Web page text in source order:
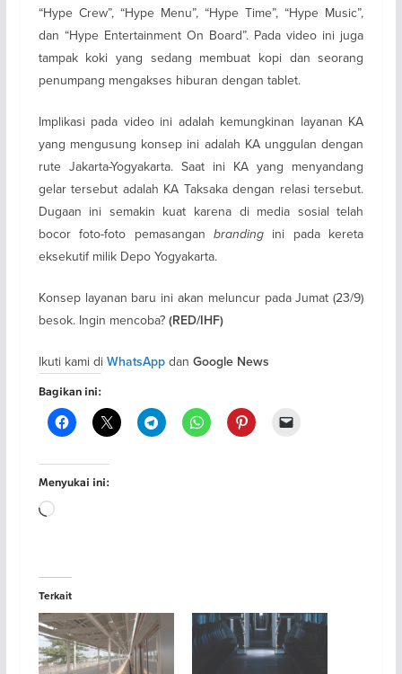
“Hype Crew”, “Hype Menu”, “Hype Time”, “Hype Music”,
dan “Hype Entertainment On Board”. Pada video ini juga
tampak koki yang sedang membuat kopi dan seorang
penumpang mengakses hiburan dengan tablet.
Implikasi pada video ini adalah kemungkinan layanan KA
yang mengusung konsep ini adalah KA unggulan dengan
rute Jakarta-Yogyakarta. Saat ini KA yang menyandang
gelar tersebut adalah KA Taksaka dengan relasi tersebut.
Dugaan ini semakin kuat karena di media sosial telah
bocor foto-foto pemasangan branding ini pada kereta
eksekutif milik Depo Yogyakarta.
Konsep layanan baru ini akan meluncur pada Jumat (23/9)
besok. Ingin mencoba? (RED/IHF)
Ikuti kami di WhatsAppdan Google News
Bagikan ini:
Menyukai ini:
Memuat...
Terkait